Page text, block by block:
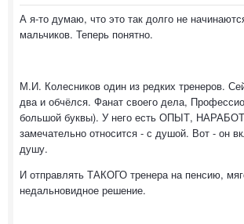
А я-то думаю, что это так долго не
мальчиков. Теперь понятно.
М.И. Колесников один из редких тренеров.
два и обчёлся. Фанат своего дела,
большой буквы). У него есть ОПЫТ,
замечательно относится - с душой. Вот - он
душу.
И отправлять ТАКОГО тренера на пенсию,
недальновидное решение.